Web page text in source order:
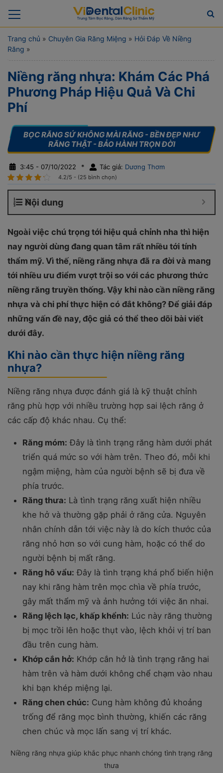
Trang chủ » Chuyên Gia Răng Miệng » Hỏi Đáp Về Niềng
Răng »
Niềng răng nhựa: Khám Các Phá
Phương Pháp Hiệu Quả Và Chi
Phí
3:45 - 07/10/2022 * Tác giả: Dương Thơm
4.2/5 - (25 bình chọn)
Nội dung
Ngoài việc chú trọng tới hiệu quả chỉnh nha thì hiện
nay người dùng đang quan tâm rất nhiều tới tính
thẩm mỹ. Vì thế, niềng răng nhựa đã ra đời và mang
tới nhiều ưu điểm vượt trội so với các phương thức
niềng răng truyền thống. Vậy khi nào cần niềng răng
nhựa và chi phí thực hiện có đắt không? Để giải đáp
những vấn đề nay, độc giả có thể theo dõi bài viết
dưới đây.
Khi nào cần thực hiện niềng răng
nhựa?
Niềng răng nhựa được đánh giá là kỹ thuật chỉnh
răng phù hợp với nhiều trường hợp sai lệch răng ở
các cấp độ khác nhau. Cụ thể:
Răng móm: Đây là tình trạng răng hàm dưới phát
triển quá mức so với hàm trên. Theo đó, mỗi khi
ngậm miệng, hàm của người bệnh sẽ bị đưa về
phía trước.
Răng thưa: Là tình trạng răng xuất hiện nhiều
khe hở và thường gặp phải ở răng cửa. Nguyên
nhân chính dẫn tới việc này là do kích thước của
răng nhỏ hơn so với cung hàm, hoặc có thể do
người bệnh bị mất răng.
Răng hô vẩu: Đây là tình trạng khá phổ biến hiện
nay khi răng hàm trên mọc chìa về phía trước,
gây mất thẩm mỹ và ảnh hưởng tới việc ăn nhai.
Răng lệch lạc, khấp khểnh: Lúc này răng thường
bị mọc trồi lên hoặc thụt vào, lệch khỏi vị trí ban
đầu trên cung hàm.
Khớp cắn hở: Khớp cắn hở là tình trạng răng hai
hàm trên và hàm dưới không chể chạm vào nhau
khi bạn khép miệng lại.
Răng chen chúc: Cung hàm không đủ khoảng
trống để răng mọc bình thường, khiến các răng
chen chúc và mọc lấn sang vị trí khác.
Niềng răng nhựa giúp khắc phục nhanh chóng tình trạng răng
thưa